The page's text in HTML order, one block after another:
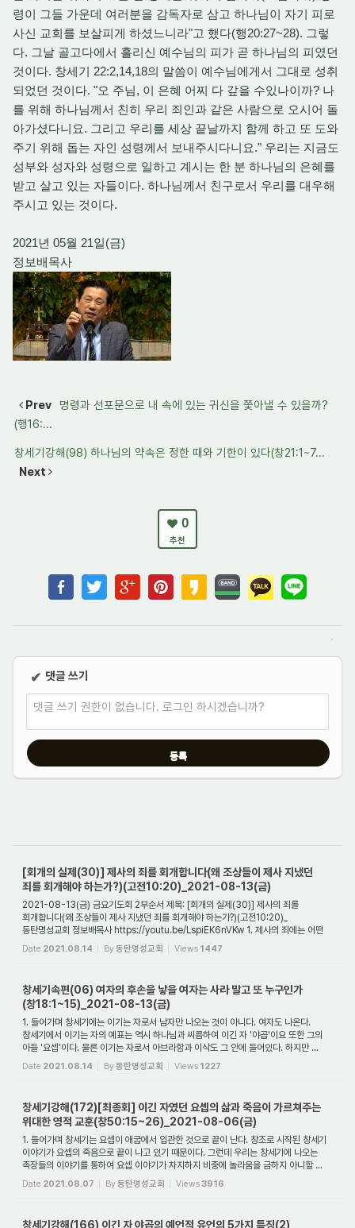
령이 그들 가운데 여러분을 감독자로 삼고 하나님이 자기 피로
사신 교회를 보살피게 하셨느니라"고 했다(행20:27~28). 그렇
다. 그날 골고다에서 흘리신 예수님의 피가 곧 하나님의 피였던
것이다. 창세기 22:2,14,18의 말씀이 예수님에게서 그대로 성취
되었던 것이다. "오 주님, 이 은혜 어찌 다 갚을 수있나이까? 나
를 위해 하나님께서 친히 우리 죄인과 같은 사람으로 오시어 돌
아가셨다니요. 그리고 우리를 세상 끝날까지 함께 하고 또 도와
주기 위해 돕는 자인 성령께서 보내주시다니요." 우리는 지금도
성부와 성자와 성령으로 일하고 계시는 한 분 하나님의 은혜를
받고 살고 있는 자들이다. 하나님께서 친구로서 우리를 대우해
주시고 있는 것이다.
2021년 05월 21일(금)
정보배목사
Prev
명령과 선포문으로 내 속에 있는 귀신을 쫓아낼 수 있을까?
(행16:...
창세기강해(98) 하나님의 약속은 정한 때와 기한이 있다(창21:1~7...
Next
0
추천
✔ 댓글 쓰기
댓글 쓰기 권한이 없습니다. 로그인 하시겠습니까?
[회개의 실제(30)] 제사의 죄를 회개합니다(왜 조상들이 제사 지냈던
죄를 회개해야 하는가?)(고전10:20)_2021-08-13(금)
2021-08-13(금) 금요기도회 2부순서 제목: [회개의 실제(30)] 제사의 죄를
회개합니다(왜 조상들이 제사 지냈던 죄를 회개해야 하는가?)(고전10:20)_
동탄명성교회 정보배목사 https://youtu.be/LspiEK6nVKw 1. 제사의 죄에는 어떤
것이 있는가? 1)제사를 지낸 ...
Date 2021.08.14 By동탄명성교회 Views 1447
창세기속편(06) 여자의 후손을 낳을 여자는 사라 말고 또 누구인가
(창18:1~15)_2021-08-13(금)
1. 들어가며 창세기에는 이기는 자로서 남자만 나오는 것이 아니다. 여자도 나온다.
창세기에서 이기는 자의 예표는 역시 하나님과 씨름하여 이긴 자 '야곱'이요 또한 그의
아들 '요셉'이다. 물론 이기는 자로서 아브라함과 이삭도 그 안에 들어있다. 하지만 ...
Date 2021.08.14 By동탄명성교회 Views 1227
창세기강해(172)[최종회] 이긴 자였던 요셉의 삶과 죽음이 가르쳐주는
위대한 영적 교훈(창50:15~26)_2021-08-06(금)
1. 들어가며 창세기는 요셉이 애굽에서 입관한 것으로 끝이 난다. 창조로 시작된 창세기
이야기가 요셉의 죽음으로 끝이 나고 있기 때문이다. 그런데 우리는 창세기에 나오는
족장들의 이야기를 통하여 요셉 이야기가 차지하지 비중에 놀라움을 금하지 아니할 ...
Date 2021.08.07 By동탄명성교회 Views3916
창세기강해(166) 이긴 자 야곱의 예언적 유언의 5가지 특징(2)